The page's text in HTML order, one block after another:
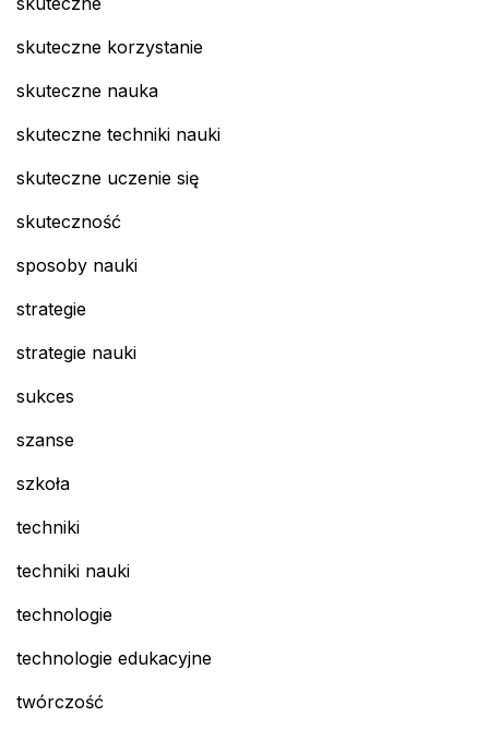
skuteczne korzystanie
skuteczne nauka
skuteczne techniki nauki
skuteczne uczenie się
skuteczność
sposoby nauki
strategie
strategie nauki
sukces
szanse
szkoła
techniki
techniki nauki
technologie
technologie edukacyjne
twórczość